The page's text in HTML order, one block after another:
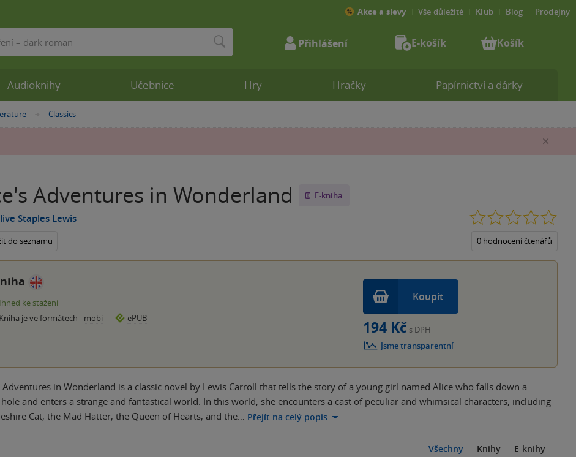
»
Classics
Adventures in Wonderland E-kniha
Staples Lewis
do seznamu 0 hodnocení čtenářů
Ihned ke stažení
Kniha je ve formátech
mobi ePUB
Koupit
194 Kč s DPH
Jsme transparentní
Adventures in Wonderland is a classic novel by Lewis Carroll that tells the story of a young girl named Alice who falls down a
and enters a strange and fantastical world. In this world, she encounters a cast of peculiar and whimsical characters, including
Cat, the Mad Hatter, the Queen of Hearts, and the… Přejít na celý popis
Všechny Knihy E-knihy
Audioknihy Učebnice Hry Hračky Papírnictví a dárky
Akce a slevy Vše důležité Klub Blog Prodejny
Přihlášení E-košík Košík